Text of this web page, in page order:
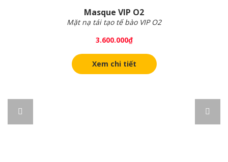
Masque VIP O2
Mặt nạ tái tạo tế bào VIP O2
3.600.000₫
Xem chi tiết